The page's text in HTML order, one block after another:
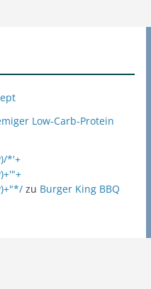
Low-Carb-Protein
*'+
zu Burger King BBQ